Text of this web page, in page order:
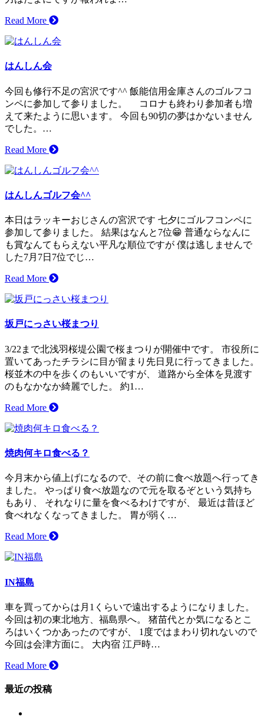
Read More
はんしん会
今回も修行不足の宮沢です^^ 飯能信用金庫さんのゴルフコ
ンペに参加して参りました。 コロナも終わり参加者も増
えて来たように思います。 今回も90切の夢はかないません
でした。…
Read More
はんしんゴルフ会^^
本日はラッキーおじさんの宮沢です 七夕にゴルフコンペに
参加して参りました。 結果はなんと7位😁 普通ならなんに
も賞なんてもらえない平凡な順位ですが 僕は逃しませんで
した7月7日7位でじ…
Read More
坂戸にっさい桜まつり
3/22まで北浅羽桜堤公園で桜まつりが開催中です。 市役所に
置いてあったチラシに目が留まり先日見に行ってきました。
桜並木の中を歩くのもいいですが、 道路から全体を見渡す
のもなかなか綺麗でした。 約1…
Read More
焼肉何キロ食べる？
今月末から値上げになるので、その前に食べ放題へ行ってき
ました。 やっぱり食べ放題なので元を取るぞという気持ち
もあり、 それなりに量を食べるわけですが、 最近は昔ほど
食べれなくなってきました。 胃が弱く…
Read More
IN福島
車を買ってからは月1くらいで遠出するようになりました。
今回は初の東北地方、福島県へ。 猪苗代とか気になるとこ
ろはいくつかあったのですが、 1度ではまわり切れないので
今回は会津方面に。 大内宿 江戸時…
Read More
最近の投稿